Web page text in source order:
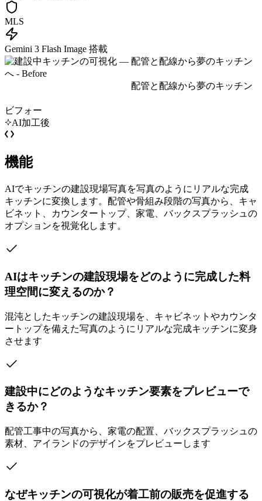
MLS
Gemini 3 Flash Image 搭載
ビフォー
AI加工後
機能
AIでキッチンの建設現場写真を写真のようにリアルな完成
キッチンに変換します。配管や骨組み段階の写真から、キャ
ビネット、カウンタートップ、家電、バックスプラッシュの
オプションを視覚化します。
AIはキッチンの建設現場をどのように完成した料
理空間に変えるのか？
混沌としたキッチンの建設現場を、キャビネットやカウンタ
ートップを備えた写真のようにリアルな完成キッチンに変身
させます
建設中にどのようなキッチン要素をプレビューで
きるか？
配管工事中の写真から、家電の配置、バックスプラッシュの
素材、アイランドのデザインをプレビューします
なぜキッチンの可視化が着工前の販売を促進する